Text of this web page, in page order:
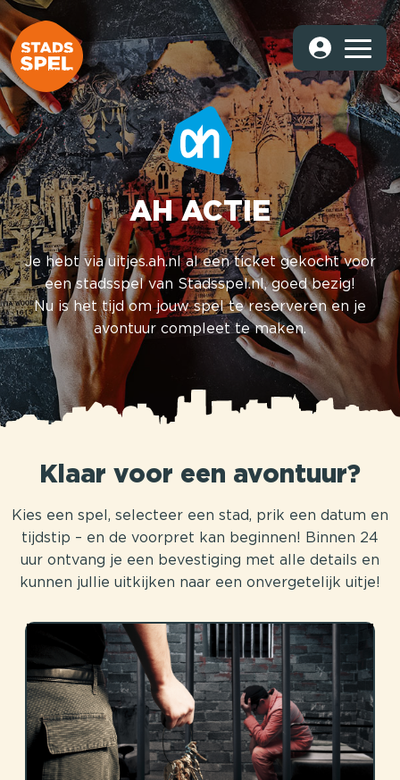
AH ACTIE
Je hebt via uitjes.ah.nl al een ticket gekocht voor
een stadsspel van Stadsspel.nl, goed bezig!
Nu is het tijd om jouw spel te reserveren en je
avontuur compleet te maken.
Klaar voor een avontuur?
Kies een spel, selecteer een stad, prik een datum en
tijdstip – en de voorpret kan beginnen! Binnen 24
uur ontvang je een bevestiging met alle details en
kunnen jullie uitkijken naar een onvergetelijk uitje!